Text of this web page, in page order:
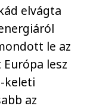
elvágta
le az
lesz
keleti
az